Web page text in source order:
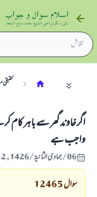
اگر خاوند گھر سے باہر كام
واجب ہے
06/جمادى الثانية/1426 , 12/جولائی/2005
سوال12465